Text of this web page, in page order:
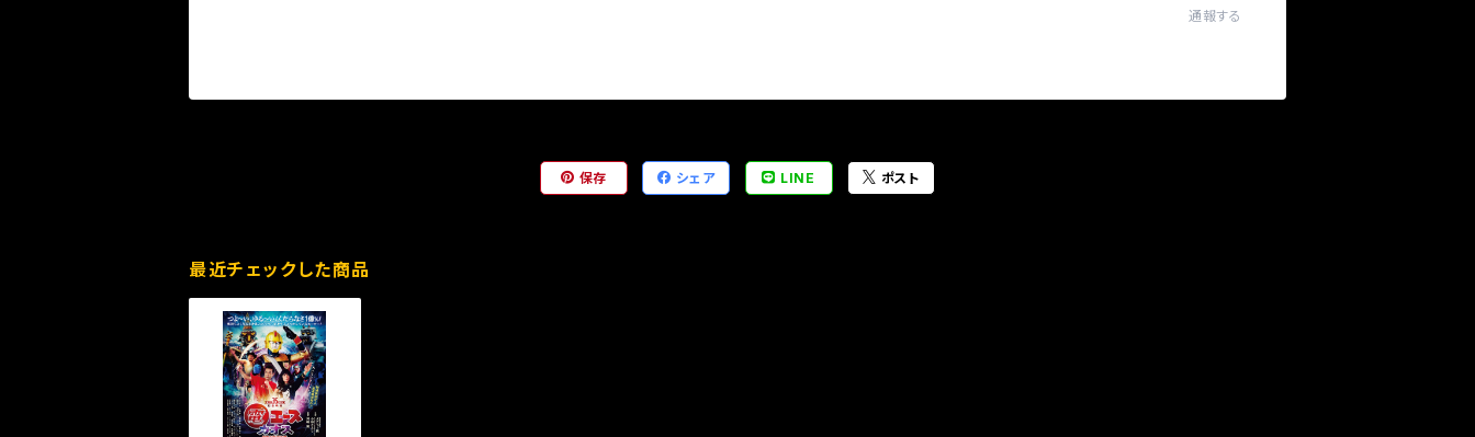
通報する
保存 シェア LINE ポスト
最近チェックした商品